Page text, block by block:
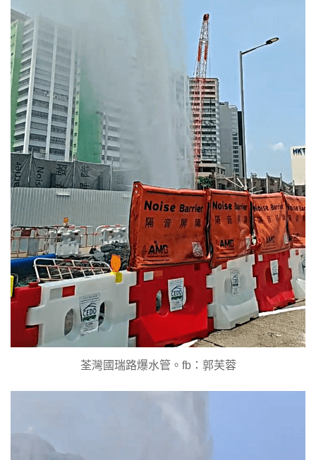
荃灣國瑞路爆水管。fb：郭芙蓉